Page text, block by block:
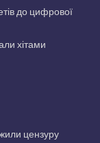
до цифрової
хітами
цензуру